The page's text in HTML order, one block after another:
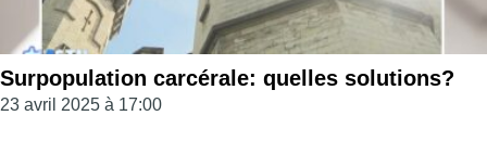
Surpopulation carcérale: quelles solutions?
23 avril 2025 à 17:00